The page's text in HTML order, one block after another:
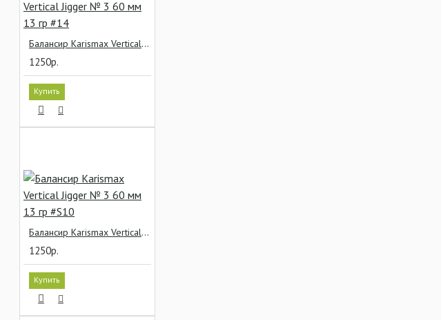
Балансир Karismax Vertical Jigger № 3 60 мм 13 гр #14
1250р.
Купить
Балансир Karismax Vertical Jigger № 3 60 мм 13 гр #S10
1250р.
Купить